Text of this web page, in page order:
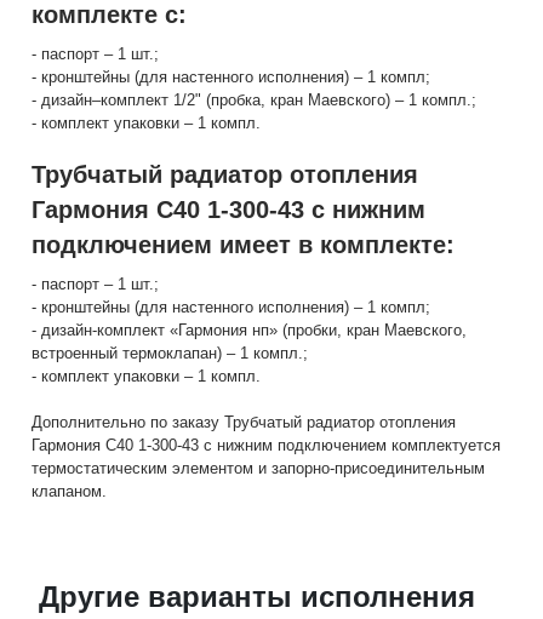
комплекте с:
- паспорт – 1 шт.;
- кронштейны (для настенного исполнения) – 1 компл;
- дизайн–комплект 1/2" (пробка, кран Маевского) – 1 компл.;
- комплект упаковки – 1 компл.
Трубчатый радиатор отопления
Гармония С40 1-300-43 с нижним
подключением имеет в комплекте:
- паспорт – 1 шт.;
- кронштейны (для настенного исполнения) – 1 компл;
- дизайн-комплект «Гармония нп» (пробки, кран Маевского,
встроенный термоклапан) – 1 компл.;
- комплект упаковки – 1 компл.
Дополнительно по заказу Трубчатый радиатор отопления
Гармония С40 1-300-43 с нижним подключением комплектуется
термостатическим элементом и запорно-присоединительным
клапаном.
Другие варианты исполнения